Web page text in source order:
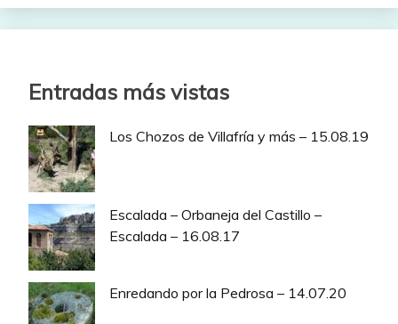
Entradas más vistas
Los Chozos de Villafría y más – 15.08.19
Escalada – Orbaneja del Castillo –
Escalada – 16.08.17
Enredando por la Pedrosa – 14.07.20